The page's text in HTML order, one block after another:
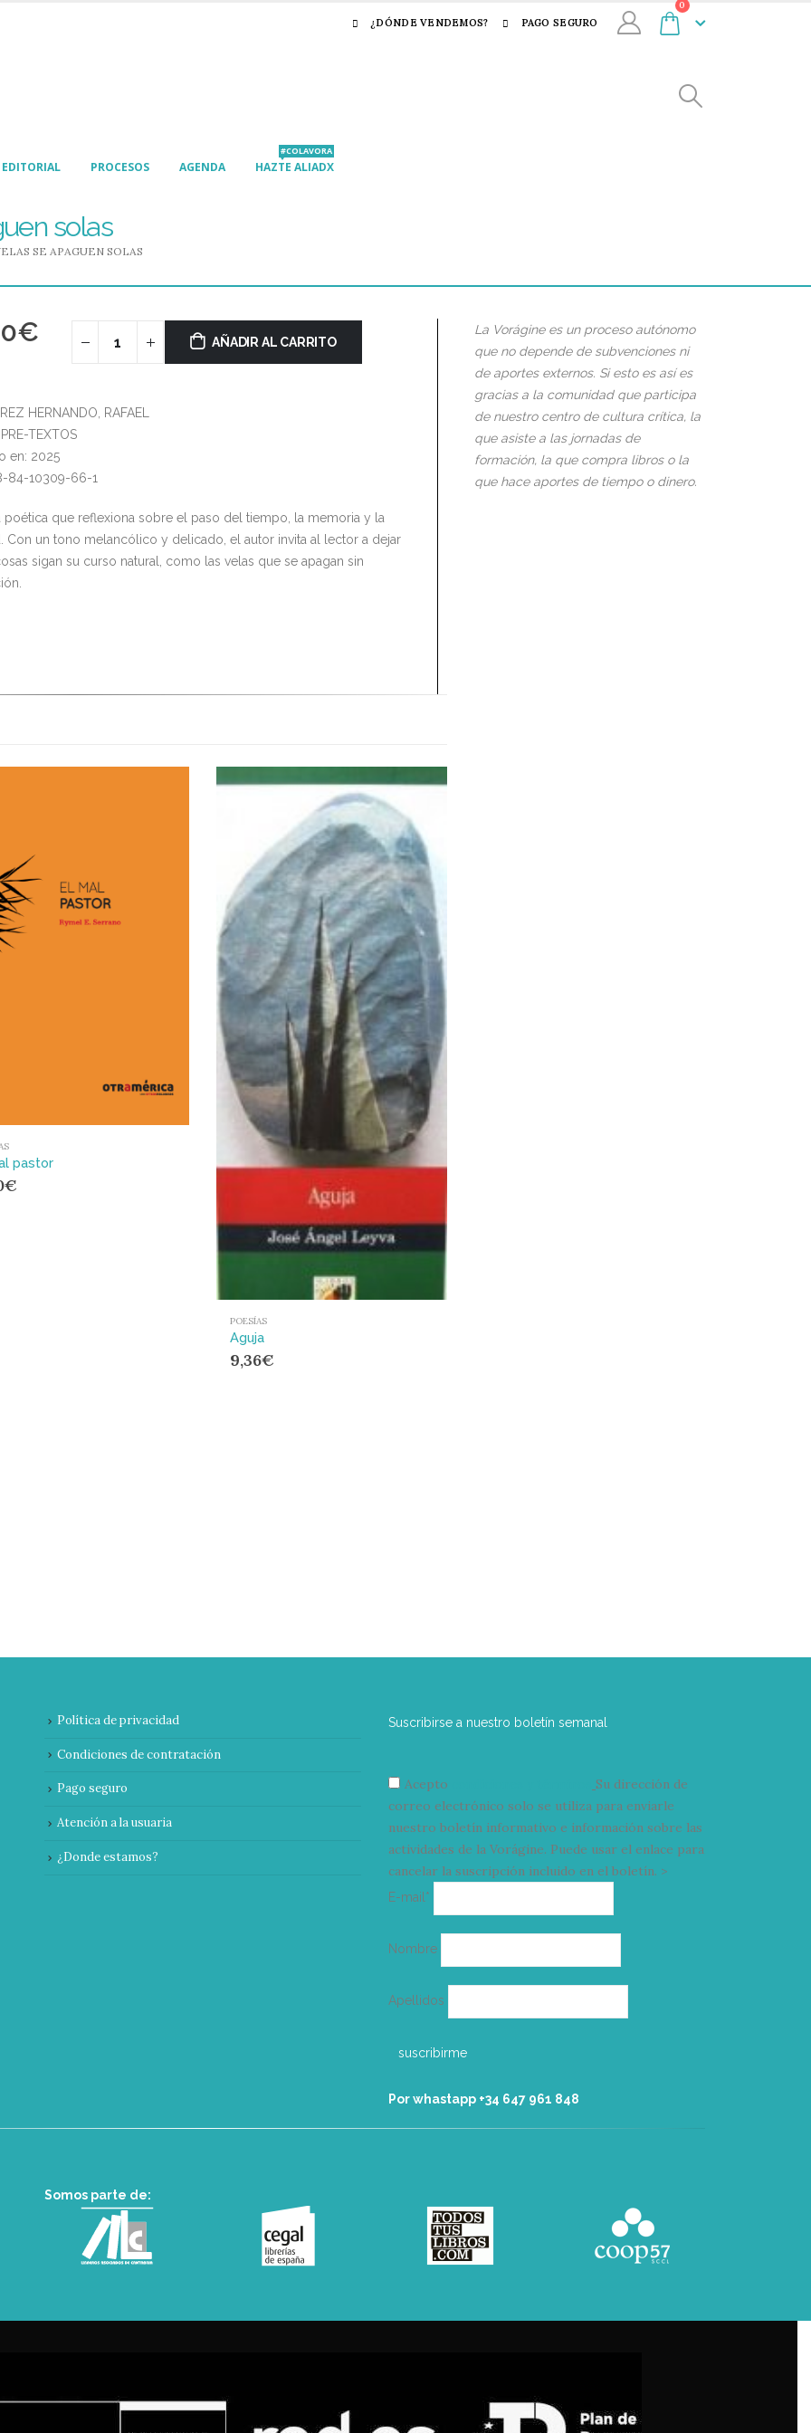
¿DÓNDE VENDEMOS? PAGO SEGURO
0
EDITORIAL PROCESOS AGENDA HAZTE ALIADX
#COLAVORA
solas
SE APAGUEN SOLAS
€ AÑADIR AL CARRITO
HERNANDO, RAFAEL
TEXTOS
en: 2025
84-10309-66-1
poética que reflexiona sobre el paso del tiempo, la memoria y la
Con un tono melancólico y delicado, el autor invita al lector a dejar
sigan su curso natural, como las velas que se apagan sin
pastor
€
POESÍAS
Aguja
9,36€
La Vorágine es un proceso autónomo
que no depende de subvenciones ni
de aportes externos. Si esto es así es
gracias a la comunidad que participa
de nuestro centro de cultura crítica, la
que asiste a las jornadas de
formación, la que compra libros o la
que hace aportes de tiempo o dinero.
Política de privacidad
Condiciones de contratación
Pago seguro
Atención a la usuaria
¿Donde estamos?
Suscribirse a nuestro boletín semanal
Acepto
Su dirección de
correo electrónico solo se utiliza para enviarle
nuestro boletín informativo e información sobre las
actividades de la Vorágine. Puede usar el enlace para
cancelar la suscripción incluido en el boletín. >
E-mail*
electrónico
Nombre
Apellidos
Por whastapp +34 ‭647 961 848‬
Somos parte de: